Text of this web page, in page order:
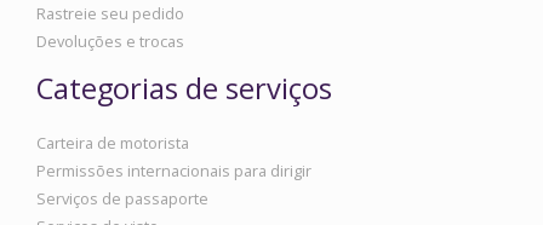
Rastreie seu pedido
Devoluções e trocas
Categorias de serviços
Carteira de motorista
Permissões internacionais para dirigir
Serviços de passaporte